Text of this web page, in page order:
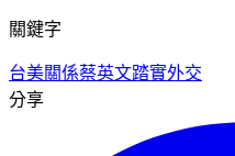
關鍵字
台美關係蔡英文踏實外交
分享